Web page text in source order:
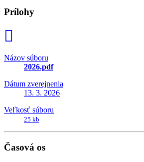
Prílohy
Názov súboru
2026.pdf
Dátum zverejnenia
13. 3. 2026
Veľkosť súboru
25 kb
Časová os